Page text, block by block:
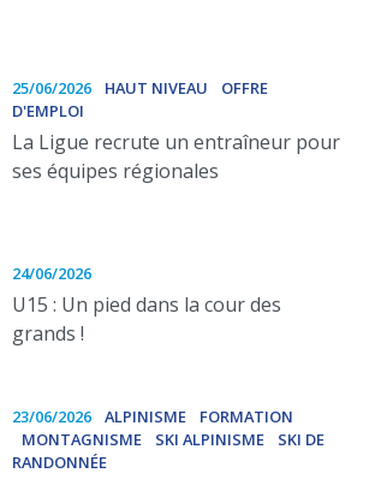
25/06/2026 HAUT NIVEAU
OFFRE
D'EMPLOI
La Ligue recrute un entraîneur pour
ses équipes régionales
24/06/2026
U15 : Un pied dans la cour des
grands !
23/06/2026 ALPINISME
FORMATION
MONTAGNISME
SKI ALPINISME
SKI DE
RANDONNÉE